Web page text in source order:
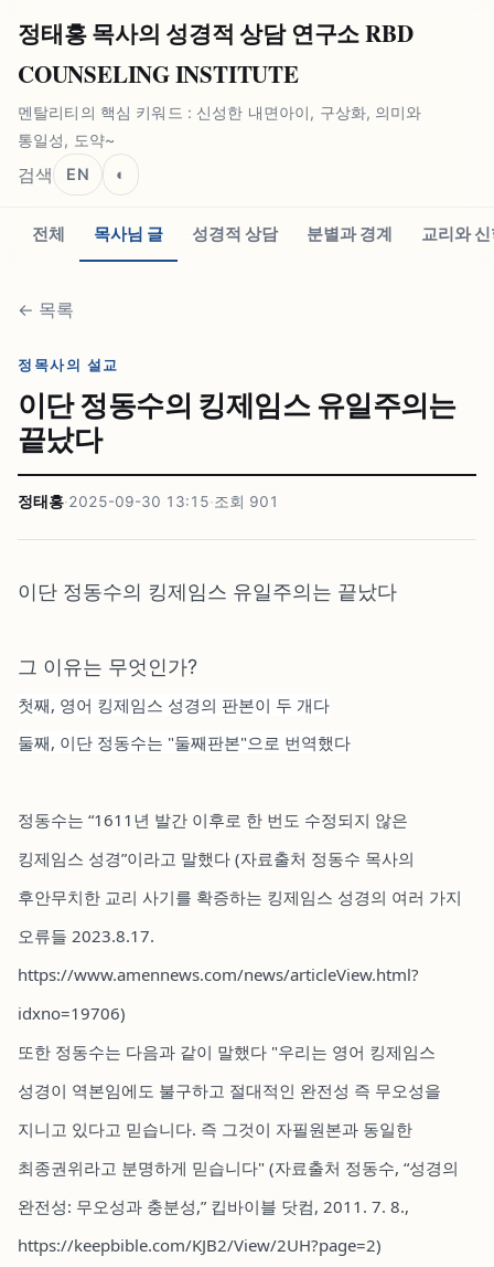
정태홍 목사의 성경적 상담 연구소 RBD
COUNSELING INSTITUTE
멘탈리티의 핵심 키워드 : 신성한 내면아이, 구상화, 의미와
통일성, 도약~
검색 EN ◐
전체 목사님 글 성경적 상담 분별과 경계 교리와
← 목록
정목사의 설교
이단 정동수의 킹제임스 유일주의는
끝났다
정태홍·2025-09-30 13:15·조회 901
이단 정동수의 킹제임스 유일주의는 끝났다
그 이유는 무엇인가?
첫째, 영어 킹제임스 성경의 판본이 두 개다
둘째, 이단 정동수는 "둘째판본"으로 번역했다
정동수는 “1611년 발간 이후로 한 번도 수정되지 않은
킹제임스 성경”이라고 말했다 (자료출처 정동수 목사의
후안무치한 교리 사기를 확증하는 킹제임스 성경의 여러 가지
오류들 2023.8.17.
https://www.amennews.com/news/articleView.html?
idxno=19706)
또한 정동수는 다음과 같이 말했다 "우리는 영어 킹제임스
성경이 역본임에도 불구하고 절대적인 완전성 즉 무오성을
지니고 있다고 믿습니다. 즉 그것이 자필원본과 동일한
최종권위라고 분명하게 믿습니다" (자료출처 정동수, “성경의
완전성: 무오성과 충분성,” 킵바이블 닷컴, 2011. 7. 8.,
https://keepbible.com/KJB2/View/2UH?page=2)